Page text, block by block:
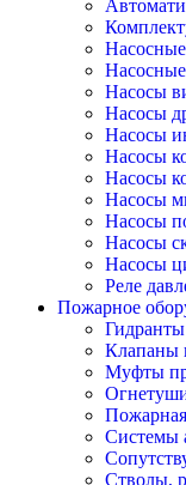
Насосы
Насосы
Насосы
Насосы
Насосы
Насосы
Насосы
Насосы
Насосы
Реле
Пожарное
Клапаны
Муфты
Системы
Стволы,